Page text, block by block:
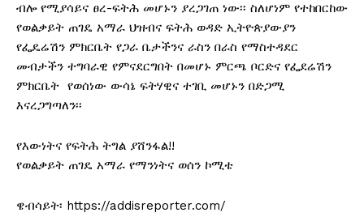
ብሎ የሚያሳይና ፀረ-ፍትሕ መሆኑን ያረጋገጠ ነው፡፡ ስለሆነም የተከበርከው
የወልቃይት ጠገዴ አማራ ህዝብና ፍትሕ ወዳድ ኢትዮጵያውያን
የፌዴሬሽን ምክርቤት የጋራ ቤታችንና ራስን በራስ የማስተዳደር
መብታችን ተግባራዊ የምናደርግበት በመሆኑ ምርጫ ቦርድና የፌደሬሽን
ምክርቤት የወሰነው ውሳኔ ፍትሃዊና ተገቢ መሆኑን በድጋሚ
እናረጋግጣለን፡፡
የእውነትና የፍትሕ ትግል ያሸንፋል!!
የወልቃይት ጠገዴ አማራ የማንነትና ወሰን ኮሚቴ
ዌብሳይት፡ https://addisreporter.com/